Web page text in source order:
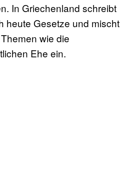
In Griechenland schreibt
heute Gesetze und mischt
wie die
Ehe ein.